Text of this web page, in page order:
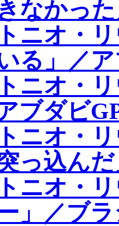
なかっ
ニオ・
る」／
ニオ・
ブダビ
ニオ・
っ込ん
ニオ・
」／ブ